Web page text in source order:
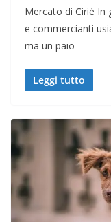
Mercato di Cirié In
e commercianti
ma un paio
Leggi tutto